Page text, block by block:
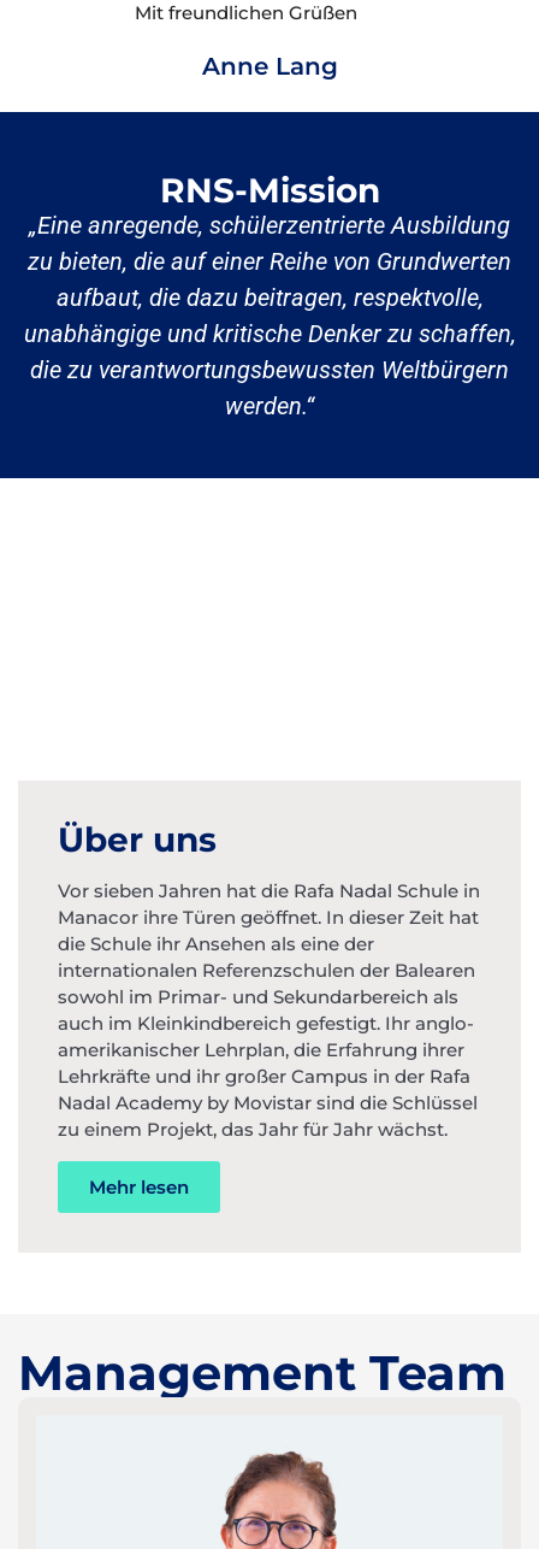
Mit freundlichen Grüßen
Anne Lang
RNS-Mission
„Eine anregende, schülerzentrierte Ausbildung
zu bieten, die auf einer Reihe von Grundwerten
aufbaut, die dazu beitragen, respektvolle,
unabhängige und kritische Denker zu schaffen,
die zu verantwortungsbewussten Weltbürgern
werden.“
Über uns
Vor sieben Jahren hat die Rafa Nadal Schule in
Manacor ihre Türen geöffnet. In dieser Zeit hat
die Schule ihr Ansehen als eine der
internationalen Referenzschulen der Balearen
sowohl im Primar- und Sekundarbereich als
auch im Kleinkindbereich gefestigt. Ihr anglo-
amerikanischer Lehrplan, die Erfahrung ihrer
Lehrkräfte und ihr großer Campus in der Rafa
Nadal Academy by Movistar sind die Schlüssel
zu einem Projekt, das Jahr für Jahr wächst.
Mehr lesen
Management Team